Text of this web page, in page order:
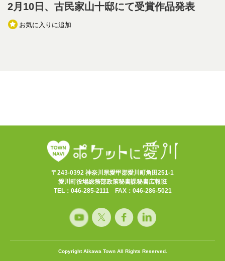
2月10日、古民家山十邸にて受賞作品発表
お気に入りに追加
〒243-0392 神奈川県愛甲郡愛川町角田251-1
愛川町役場総務部政策秘書課秘書広報班
TEL：046-285-2111 FAX：046-286-5021
Copyright Aikawa Town All Rights Reserved.